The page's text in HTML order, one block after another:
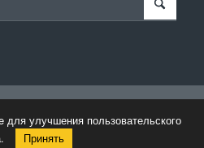
для улучшения пользовательского
Принять